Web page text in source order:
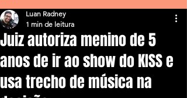
Juiz autoriza menino de 5
anos de ir ao show do KISS e
usa trecho de música na
Luan Radney
1 min de leitura